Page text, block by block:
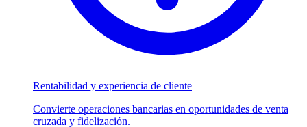
Rentabilidad y experiencia de cliente
Convierte operaciones bancarias en oportunidades de venta
cruzada y fidelización.